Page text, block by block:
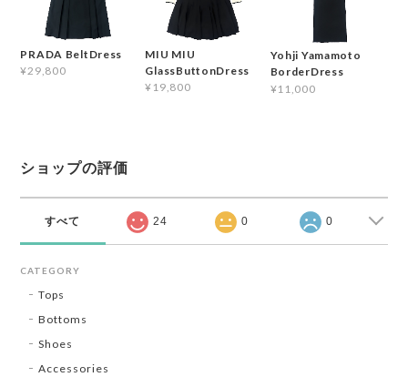
PRADA BeltDress
¥29,800
MIU MIU
GlassButtonDress
¥19,800
Yohji Yamamoto
BorderDress
¥11,000
ショップの評価
すべて 24 0 0
CATEGORY
Tops
Bottoms
Shoes
Accessories